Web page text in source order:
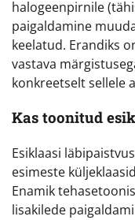
halogeenpirnile
paigaldamine
keelatud. Erandiks
vastava
konkreetselt sellele
Kas toonitud
Esiklaasi
esimeste
Enamik
lisakilede